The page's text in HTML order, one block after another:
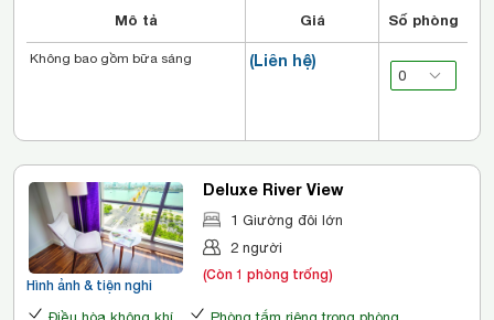
Mô tả Giá Số phòng
(Liên hệ)
Không bao gồm bữa sáng
Hình ảnh & tiện nghi
Deluxe River View
1 Giường đôi lớn
2 người
(Còn 1 phòng trống)